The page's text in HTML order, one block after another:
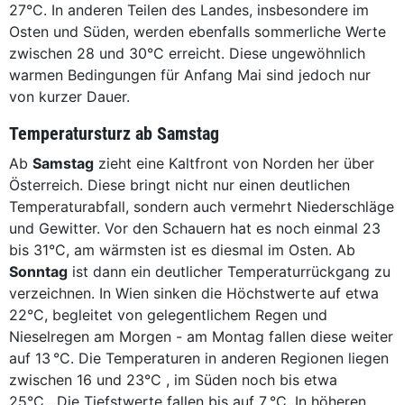
27°C. In anderen Teilen des Landes, insbesondere im
Osten und Süden, werden ebenfalls sommerliche Werte
zwischen 28 und 30°C erreicht. Diese ungewöhnlich
warmen Bedingungen für Anfang Mai sind jedoch nur
von kurzer Dauer.
Temperatursturz ab Samstag
Ab Samstag zieht eine Kaltfront von Norden her über
Österreich. Diese bringt nicht nur einen deutlichen
Temperaturabfall, sondern auch vermehrt Niederschläge
und Gewitter. Vor den Schauern hat es noch einmal 23
bis 31°C, am wärmsten ist es diesmal im Osten. Ab
Sonntag ist dann ein deutlicher Temperaturrückgang zu
verzeichnen. In Wien sinken die Höchstwerte auf etwa
22°C, begleitet von gelegentlichem Regen und
Nieselregen am Morgen - am Montag fallen diese weiter
auf 13 °C. Die Temperaturen in anderen Regionen liegen
zwischen 16 und 23°C , im Süden noch bis etwa
25°C . Die Tiefstwerte fallen bis auf 7 °C. In höheren